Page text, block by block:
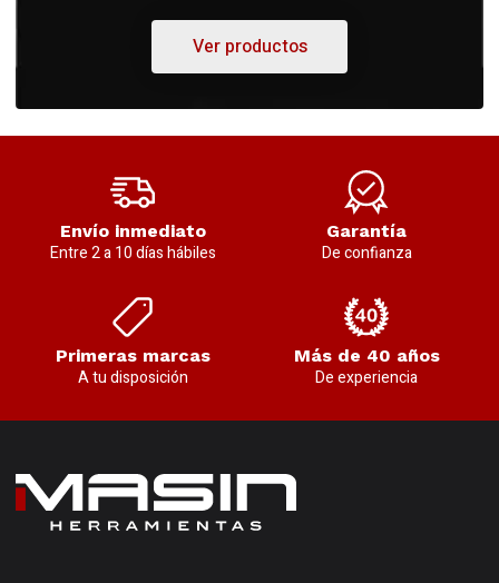
Ver productos
Envío inmediato
Entre 2 a 10 días hábiles
Garantía
De confianza
Primeras marcas
A tu disposición
Más de 40 años
De experiencia